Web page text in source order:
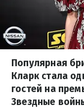
Популярная
Кларк стала
гостей на
Звездные